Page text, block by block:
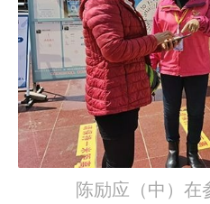
陈励应（中）在